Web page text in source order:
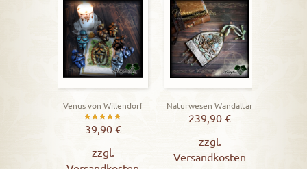
Venus von Willendorf
Bewertet
mit
5.00
39,90 €
zzgl.
Naturwesen Wandaltar
239,90 €
zzgl.
Versandkosten